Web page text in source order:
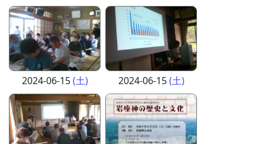
2024-06-15(土) 2024-06-15(土)